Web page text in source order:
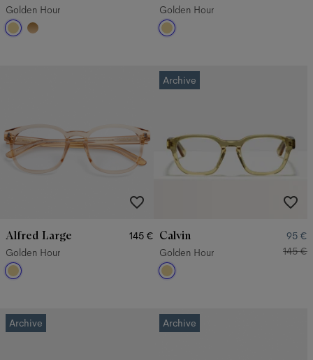
Golden Hour
Golden Hour
Alfred Large
145 €
Golden Hour
Archive
Calvin
95 €
Golden Hour
145 €
Archive Archive